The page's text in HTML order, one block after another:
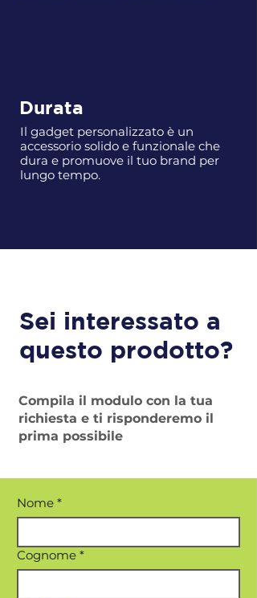
Durata
Il gadget personalizzato è un
accessorio solido e funzionale che
dura e promuove il tuo brand per
lungo tempo.
Sei interessato a
questo prodotto?
Compila il modulo con la tua
richiesta e ti risponderemo il
prima possibile
Nome *
Cognome *